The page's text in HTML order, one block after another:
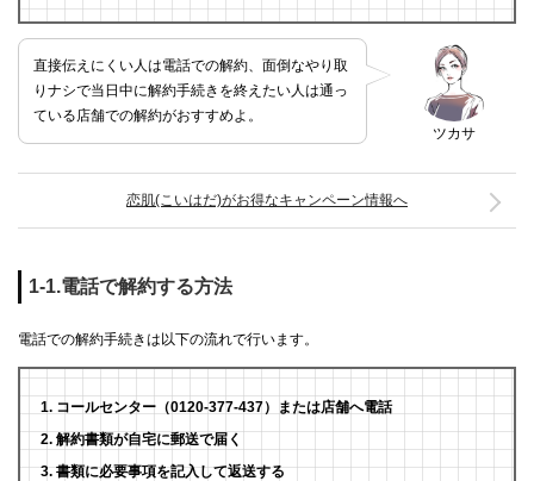
ツカサ
直接伝えにくい人は電話での解約、面倒なやり取
りナシで当日中に解約手続きを終えたい人は通っ
ている店舗での解約がおすすめよ。
恋肌(こいはだ)がお得なキャンペーン情報へ
1-1.電話で解約する方法
電話での解約手続きは以下の流れで行います。
コールセンター（0120-377-437）または店舗へ電話
解約書類が自宅に郵送で届く
書類に必要事項を記入して返送する